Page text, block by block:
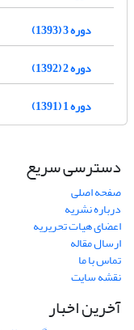
دوره 3 (1393)
دوره 2 (1392)
دوره 1 (1391)
دسترسی سریع
صفحه اصلی
درباره نشریه
اعضای هیات تحریریه
ارسال مقاله
تماس با ما
نقشه سایت
آخرین اخبار